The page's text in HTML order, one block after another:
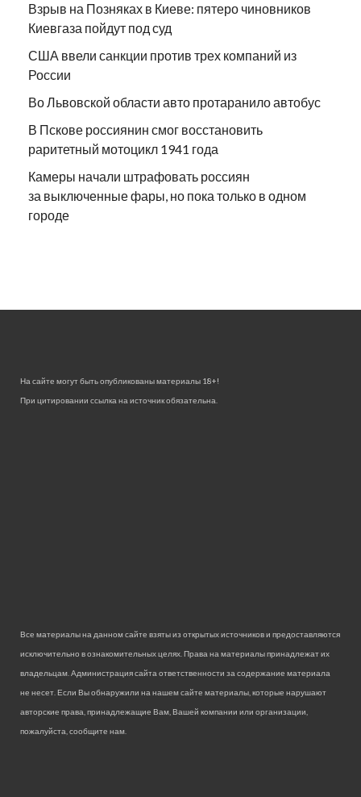
Взрыв на Позняках в Киеве: пятеро чиновников
Киевгаза пойдут под суд
США ввели санкции против трех компаний из
России
Во Львовской области авто протаранило автобус
В Пскове россиянин смог восстановить
раритетный мотоцикл 1941 года
Камеры начали штрафовать россиян
за выключенные фары, но пока только в одном
городе
На сайте могут быть опубликованы материалы 18+!
При цитировании ссылка на источник обязательна.
Все материалы на данном сайте взяты из открытых источников и предоставляются
исключительно в ознакомительных целях. Права на материалы принадлежат их
владельцам. Администрация сайта ответственности за содержание материала
не несет. Если Вы обнаружили на нашем сайте материалы, которые нарушают
авторские права, принадлежащие Вам, Вашей компании или организации,
пожалуйста, сообщите нам.